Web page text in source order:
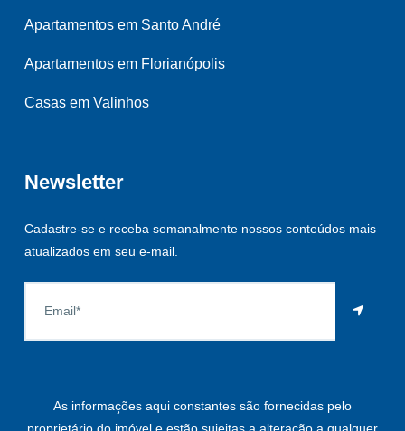
Apartamentos em Santo André
Apartamentos em Florianópolis
Casas em Valinhos
Newsletter
Cadastre-se e receba semanalmente nossos conteúdos mais
atualizados em seu e-mail.
As informações aqui constantes são fornecidas pelo
proprietário do imóvel e estão sujeitas a alteração a qualquer